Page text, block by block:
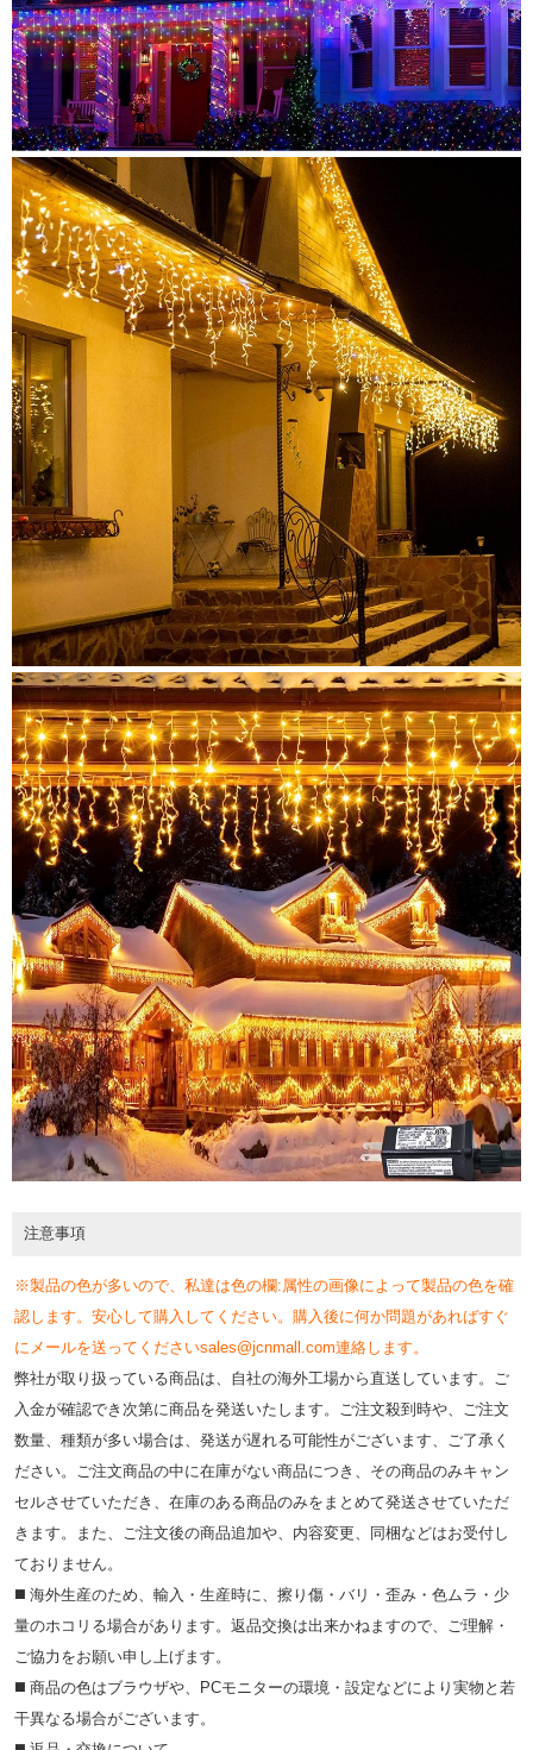
注意事項
※製品の色が多いので、私達は色の欄:属性の画像によって製品の色を確
認します。安心して購入してください。購入後に何か問題があればすぐ
にメールを送ってくださいsales@jcnmall.com連絡します。
弊社が取り扱っている商品は、自社の海外工場から直送しています。ご
入金が確認でき次第に商品を発送いたします。ご注文殺到時や、ご注文
数量、種類が多い場合は、発送が遅れる可能性がございます、ご了承く
ださい。ご注文商品の中に在庫がない商品につき、その商品のみキャン
セルさせていただき、在庫のある商品のみをまとめて発送させていただ
きます。また、ご注文後の商品追加や、内容変更、同梱などはお受付し
ておりません。
◼️ 海外⽣産のため、輸⼊・⽣産時に、擦り傷・バリ・歪み・色ムラ・少
量のホコリる場合があります。返品交換は出来かねますので、ご理解・
ご協⼒をお願い申し上げます。
◼️ 商品の⾊はブラウザや、PCモニターの環境・設定などにより実物と若
⼲異なる場合がございます。